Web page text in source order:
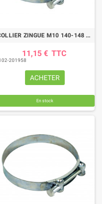
COLLIER ZINGUE M10 140-148 LARGEUR BANDE 30 MM
11,15 € TTC
201958
ACHETER
En stock